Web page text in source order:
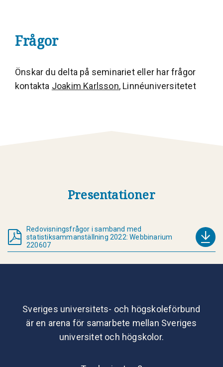
Frågor
Önskar du delta på seminariet eller har frågor
kontakta Joakim Karlsson, Linnéuniversitetet
Presentationer
Redovisningsfrågor i samband med
statistiksammanställning 2022: Webbinarium
220607
Sveriges universitets- och högskoleförbund
är en arena för samarbete mellan Sveriges
universitet och högskolor.